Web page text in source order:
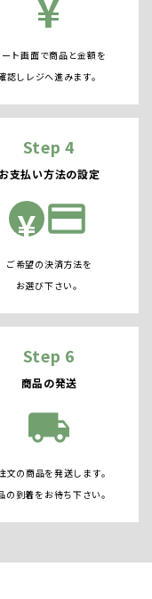
ート画面で商品と金額を
認しレジへ進みます。
Step 4
お支払い方法の設定
¥ credit_card
ご希望の決済方法を
お選び下さい。
Step 6
商品の発送
local_shipping
文の商品を発送します。
の到着をお待ち下さい。